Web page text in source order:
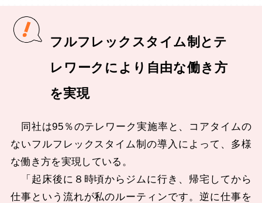
フルフレックスタイム制とテ
レワークにより自由な働き方
を実現
同社は95％のテレワーク実施率と、コアタイムの
ないフルフレックスタイム制の導入によって、多様
な働き方を実現している。
「起床後に８時頃からジムに行き、帰宅してから
仕事という流れが私のルーティンです。逆に仕事を